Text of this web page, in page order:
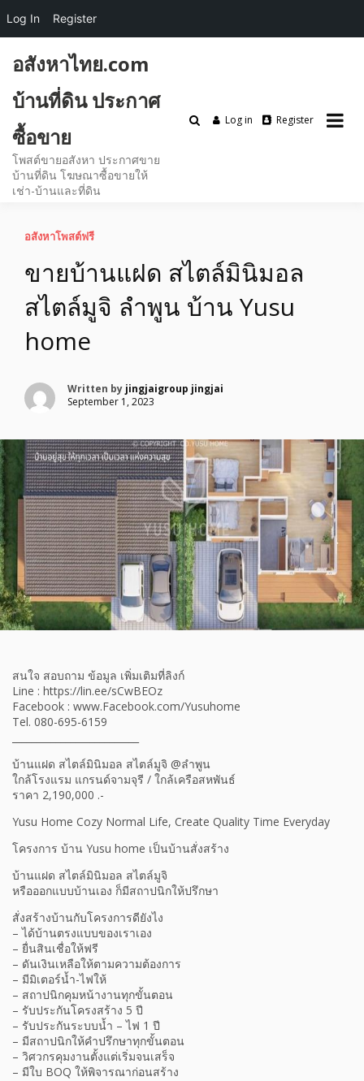
content
อสังหาไทย.com
บ้านที่ดิน ประกาศ
ซื้อขาย
โพสต์ขายอสังหา ประกาศขาย
บ้านที่ดิน โฆษณาซื้อขายให้
เช่า-บ้านและที่ดิน
Log in Register
อสังหาโพสต์ฟรี
ขายบ้านแฝด สไตล์มินิมอล
สไตล์มูจิ ลำพูน บ้าน Yusu
home
Written by jingjaigroup jingjai
September 1, 2023
สนใจ สอบถาม ข้อมูล เพิ่มเติมที่ลิงก์
Line : https://lin.ee/sCwBEOz
Facebook : www.Facebook.com/Yusuhome
Tel. 080-695-6159
บ้านแฝด สไตล์มินิมอล สไตล์มูจิ @ลำพูน
ใกล้โรงแรม แกรนด์จามจุรี / ใกล้เครือสหพันธ์
ราคา 2,190,000 .-
Yusu Home Cozy Normal Life, Create Quality Time Everyday
โครงการ บ้าน Yusu home เป็นบ้านสั่งสร้าง
บ้านแฝด สไตล์มินิมอล สไตล์มูจิ
หรือออกแบบบ้านเอง ก็มีสถาปนิกให้ปรึกษา
สั่งสร้างบ้านกับโครงการดียังไง
– ได้บ้านตรงแบบของเราเอง
– ยื่นสินเชื่อให้ฟรี
– ดันเงินเหลือให้ตามความต้องการ
– มีมิเตอร์น้ำ-ไฟให้
– สถาปนิกคุมหน้างานทุกขั้นตอน
– รับประกันโครงสร้าง 5 ปี
– รับประกันระบบน้ำ – ไฟ 1 ปี
– มีสถาปนิกให้คำปรึกษาทุกขั้นตอน
– วิศวกรคุมงานตั้งแต่เริ่มจนเสร็จ
– มีใบ BOQ ให้พิจารณาก่อนสร้าง
Log In Register